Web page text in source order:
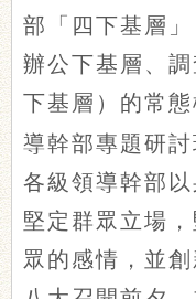
部「四下基層
辦公下基層、
下基層）的常
導幹部專題研
各級領導幹部
堅定群眾立場
眾的感情，並